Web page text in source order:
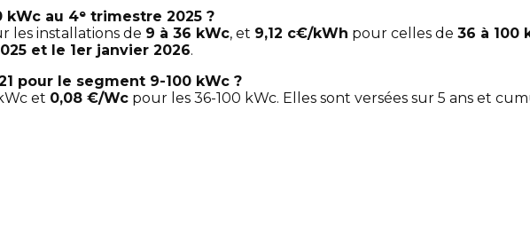
au 4ᵉ trimestre 2025 ?
les installations de 9 à 36 kWc, et 9,12 c€/kWh pour celles de 36 à 100
et le 1er janvier 2026.
pour le segment 9-100 kWc ?
et 0,08 €/Wc pour les 36-100 kWc. Elles sont versées sur 5 ans et